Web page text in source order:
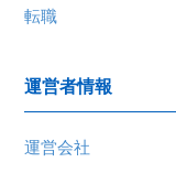
運営者情報
運営会社
転職